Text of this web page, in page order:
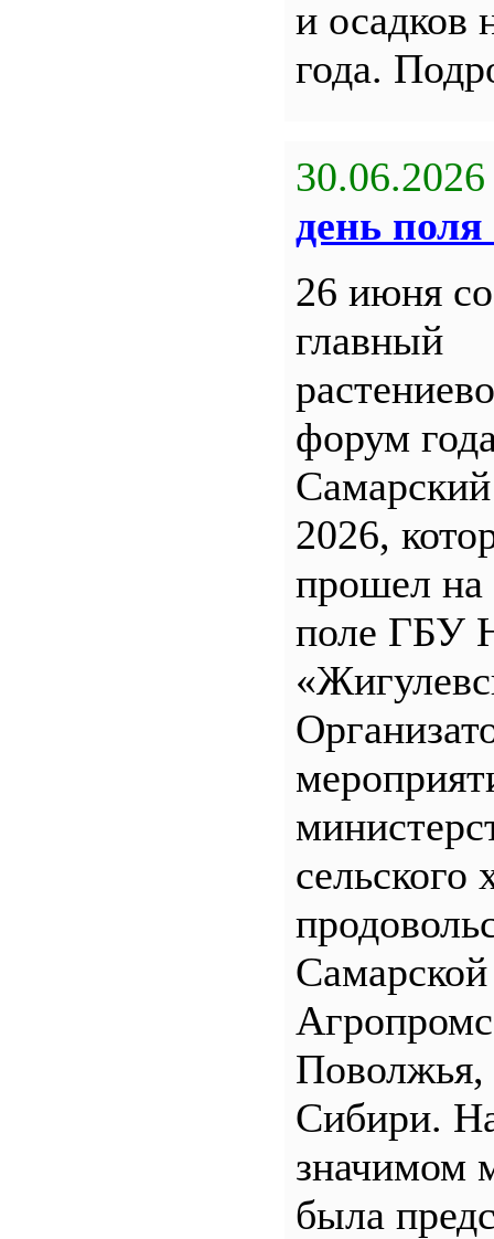
и осадков
года.
30.06.2026
день поля
26 июня
главный
форум
2026,
прошел
поле ГБУ
сельского
Поволжья,
Сибири.
значимом
была